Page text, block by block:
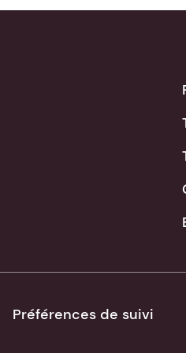
Préférences de suivi